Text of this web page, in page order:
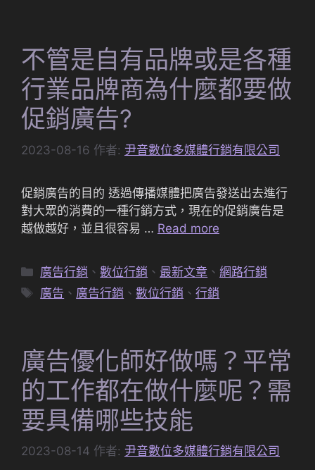
不管是自有品牌或是各種
行業品牌商為什麼都要做
促銷廣告?
2023-08-16 作者: 尹音數位多媒體行銷有限公司
促銷廣告的目的 透過傳播媒體把廣告發送出去進行
對大眾的消費的一種行銷方式，現在的促銷廣告是
越做越好，並且很容易 … Read more
分
類
廣告行銷 、數位行銷 、 最新文章 、網路行銷
標
廣告 、 廣告行銷 、數位行銷 、行銷
廣告優化師好做嗎？平常
的工作都在做什麼呢？需
要具備哪些技能
2023-08-14 作者: 尹音數位多媒體行銷有限公司